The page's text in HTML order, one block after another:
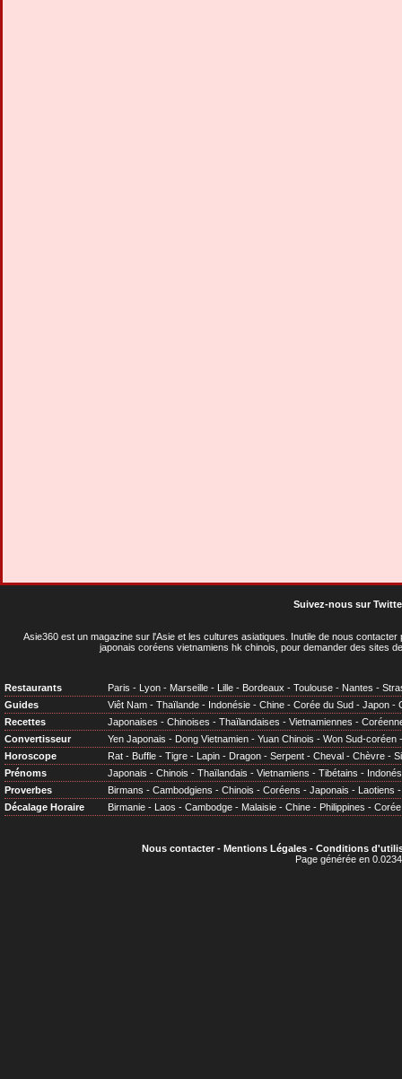
Suivez-nous sur
Asie360 est un magazine sur l'Asie et les cultures asiatiques . Inutile de nous
japonais coréens vietnamiens hk chinois, pour demander des sites
Restaurants Paris - Lyon - Marseille - Lille - Bordeaux - Toulouse - Nantes -
Guides
Viêt Nam - Thaïlande - Indonésie - Chine - Corée du Sud - Japon -
Recettes
Japonaises - Chinoises - Thaïlandaises - Vietnamiennes -
Convertisseur
Yen Japonais - Dong Vietnamien - Yuan Chinois - Won Sud-coréen
Horoscope
Rat - Buffle - Tigre - Lapin - Dragon - Serpent - Cheval - Chèvre -
Prénoms
Japonais - Chinois - Thaïlandais - Vietnamiens - Tibétains -
Proverbes
Birmans - Cambodgiens - Chinois - Coréens - Japonais - Laotiens
Décalage Horaire
Birmanie - Laos - Cambodge - Malaisie - Chine - Philippines - Corée
Nous contacter- Mentions Légales- Conditions
Page générée en